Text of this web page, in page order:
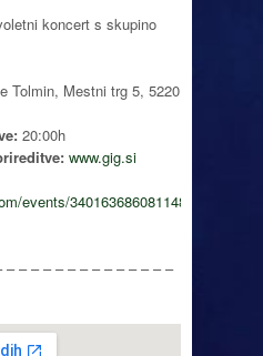
koncert s skupino
Tolmin, Mestni trg 5, 5220
20:00h
www.gig.si
events/340163686081148/?
– – – – – – – – – – – – –